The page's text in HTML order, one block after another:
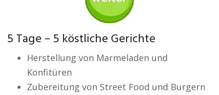
5 Tage – 5 köstliche Gerichte
Herstellung von Marmeladen und
Konfitüren
Zubereitung von Street Food und Burgern